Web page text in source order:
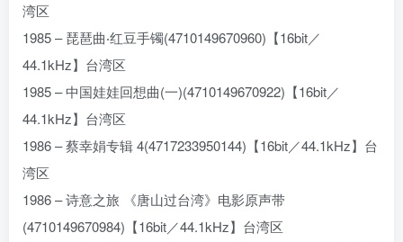
湾区
1985 – 琵琶曲‧红豆手镯(4710149670960)【16bit／
44.1kHz】台湾区
1985 – 中国娃娃回想曲(一)(4710149670922)【16bit／
44.1kHz】台湾区
1986 – 蔡幸娟专辑 4(4717233950144)【16bit／44.1kHz】台
湾区
1986 – 诗意之旅 《唐山过台湾》电影原声带
(4710149670984)【16bit／44.1kHz】台湾区